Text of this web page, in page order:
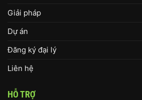
Giải pháp
Dự án
Đăng ký đại lý
Liên hệ
HỖ TRỢ